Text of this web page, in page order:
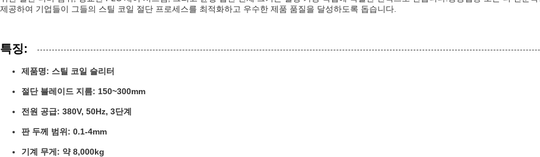
제공하여 기업들이 그들의 스틸 코일 절단 프로세스를 최적화하고 우수한 제품 품질을 달성하도록 돕습니다.
특징:
제품명: 스틸 코일 슬리터
절단 블레이드 지름: 150~300mm
전원 공급: 380V, 50Hz, 3단계
판 두께 범위: 0.1-4mm
기계 무게: 약 8,000kg